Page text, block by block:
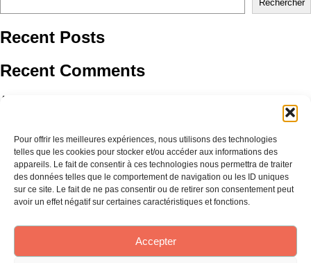
Pour offrir les meilleures expériences, nous utilisons des technologies
telles que les cookies pour stocker et/ou accéder aux informations des
appareils. Le fait de consentir à ces technologies nous permettra de traiter
des données telles que le comportement de navigation ou les ID uniques
sur ce site. Le fait de ne pas consentir ou de retirer son consentement peut
avoir un effet négatif sur certaines caractéristiques et fonctions.
Accepter
Rechercher
Recent Posts
Recent Comments
Aucun commentaire à afficher.
Accueil
À propos
Catalogue
Abonnement